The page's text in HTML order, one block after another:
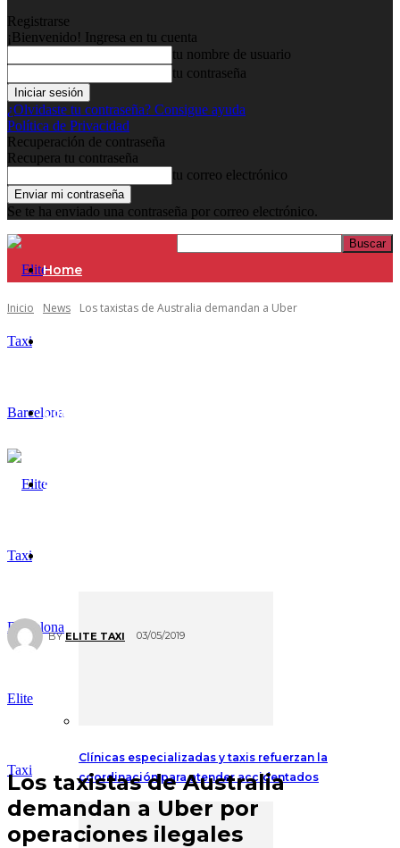
Registrarse
¡Bienvenido! Ingresa en tu cuenta
tu nombre de usuario
tu contraseña
¿Olvidaste tu contraseña? Consigue ayuda
Política de Privacidad
Recuperación de contraseña
Recupera tu contraseña
tu correo electrónico
Se te ha enviado una contraseña por correo electrónico.
Elite
Taxi
Home
Comunicados
Colabora
Clínicas especializadas y taxis refuerzan la
coordinación para atender accidentados
Inicio News Los taxistas de Australia demandan a Uber
BY ELITE TAXI 03/05/2019
Los taxistas de Australia
demandan a Uber por
operaciones ilegales